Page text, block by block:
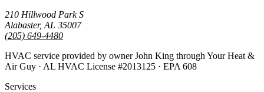
210 Hillwood Park S
Alabaster, AL 35007
(205) 649-4480
HVAC service provided by owner John King through Your Heat &
Air Guy · AL HVAC License #2013125 · EPA 608
Services